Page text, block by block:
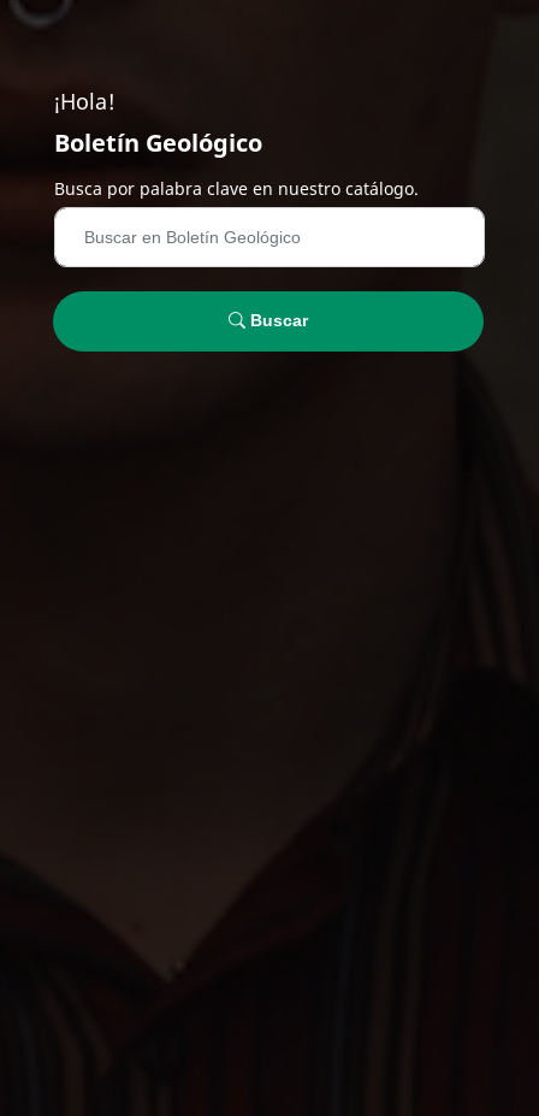
¡Hola!
Boletín Geológico
Busca por palabra clave en nuestro catálogo.
Buscar